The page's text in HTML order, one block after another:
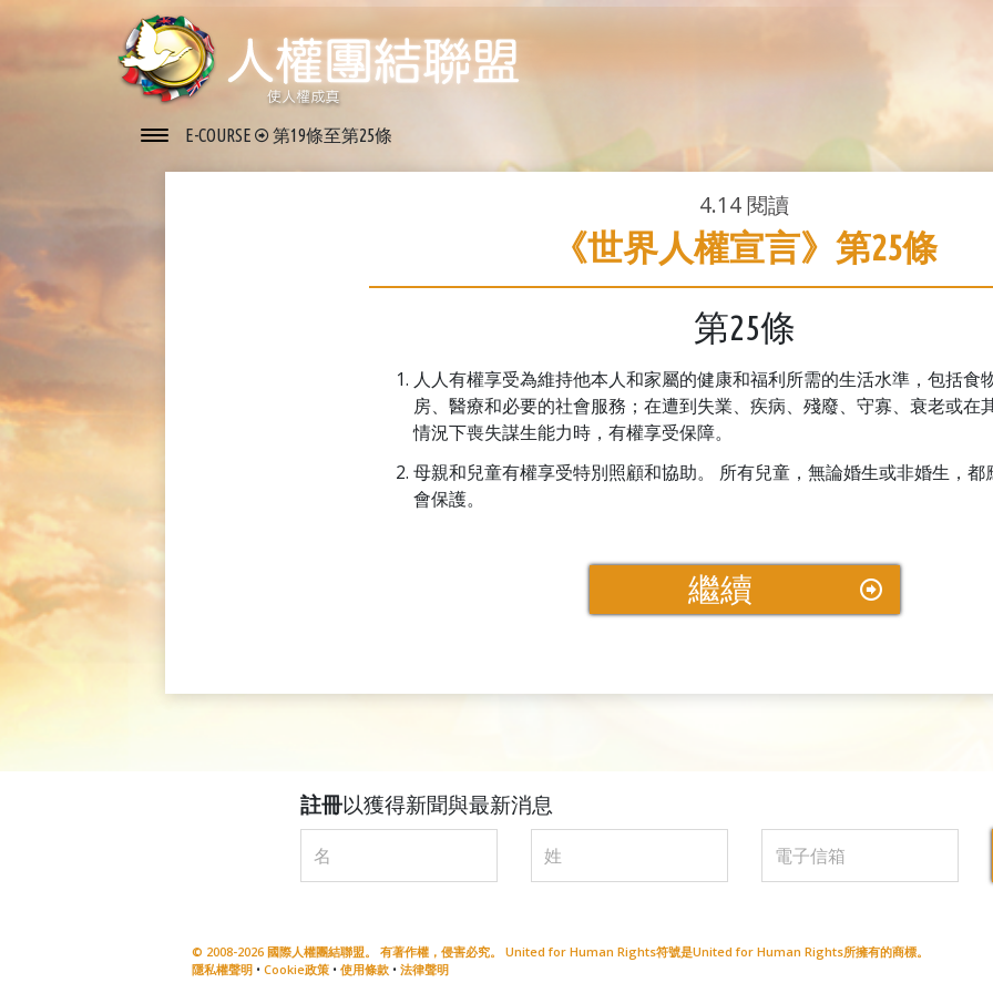
E-COURSE 第19條至第25條
4.14閱讀
《世界人權宣言》第25條
第25條
人人有權享受為維持他本人和家屬的健康和福利所需的生活水準，包括食
房、醫療和必要的社會服務；在遭到失業、疾病、殘廢、守寡、衰老或在
情況下喪失謀生能力時，有權享受保障。
母親和兒童有權享受特別照顧和協助。 所有兒童，無論婚生或非婚生，都
會保護。
繼續
註冊以獲得新聞與最新消息
© 2008-2026 國際人權團結聯盟。 有著作權，侵害必究。 United for Human Rights符號是United for Human Rights所擁有的商標。
隱私權聲明• Cookie政策• 使用條款• 法律聲明